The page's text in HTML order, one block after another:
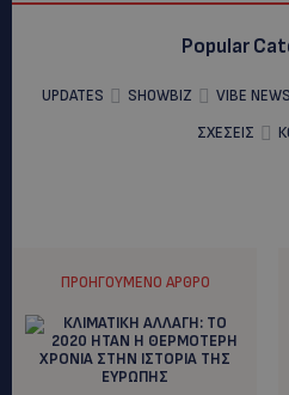
Popular
UPDATES SHOWBIZ VIBE NEWS
ΣΧΕΣΕΙΣ
ΠΡΟΗΓΟΎΜΕΝΟ ΆΡΘΡΟ